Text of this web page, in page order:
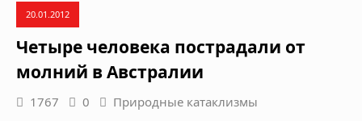
20.01.2012
Четыре человека пострадали от
молний в Австралии
1767 0 Природные катаклизмы